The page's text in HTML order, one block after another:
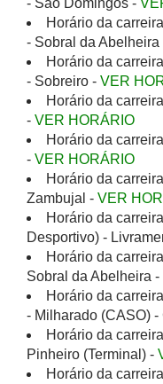
- São Domingos -
Horário da
- Sobral da Abelheira
Horário da
- Sobreiro - VER
Horário da
- VER HORÁRIO
Horário da
- VER HORÁRIO
Horário da
Zambujal - VER
Horário da
Desportivo) -
Horário da
Sobral da Abelheira -
Horário da
- Milharado (CASO) -
Horário da
Pinheiro (Terminal) -
Horário da